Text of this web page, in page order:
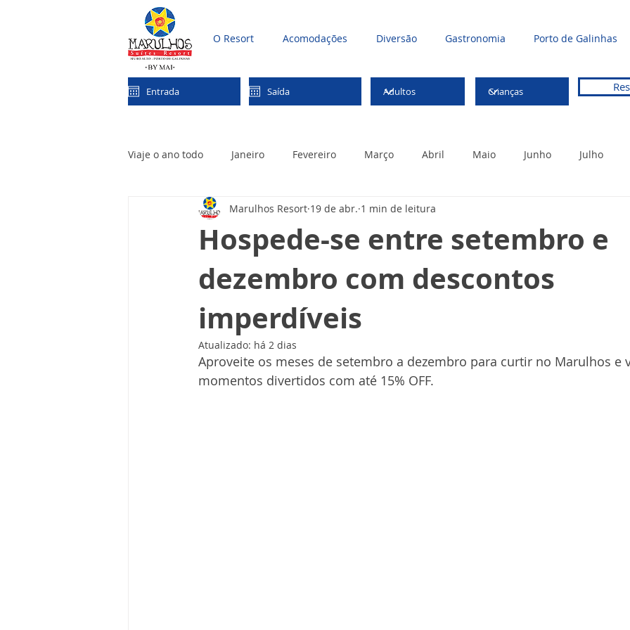
O Resort Acomodações Diversão Gastronomia Porto de Galinhas
Pesquisar preços
Viaje o ano todo Janeiro Fevereiro Março Abril Maio Junho Julho
Novembro Dezembro
Hospede-se entre setembro e
dezembro com descontos
imperdíveis
Marulhos Resort 19 de abr. 1 min de leitura
Atualizado: há 2 dias
Aproveite os meses de setembro a dezembro para curtir no Marulhos e
momentos divertidos com até 15% OFF.